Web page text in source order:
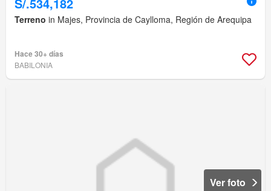
Terreno in Majes, Provincia de Caylloma, Región de Arequipa
Hace 30+ días
BABILONIA
Ver foto